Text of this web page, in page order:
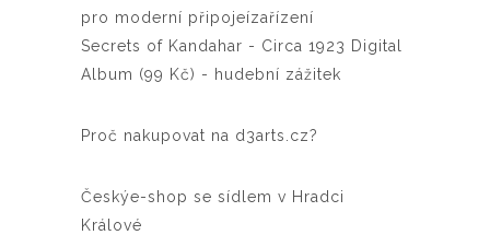
pro moderní připojeízařízení
Secrets of Kandahar - Circa 1923 Digital
Album (99 Kč) - hudební zážitek
Proč nakupovat na d3arts.cz?
Českýe-shop se sídlem v Hradci
Králové